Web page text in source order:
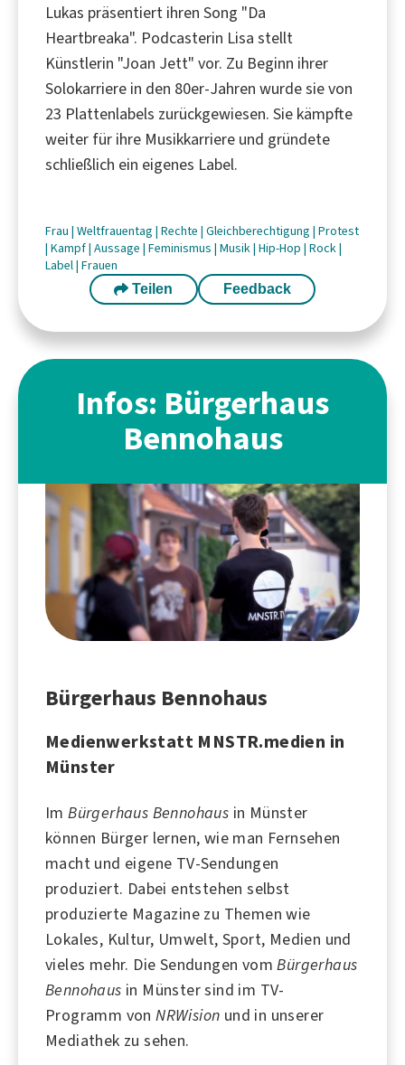
Lukas präsentiert ihren Song "Da
Heartbreaka". Podcasterin Lisa stellt
Künstlerin "Joan Jett" vor. Zu Beginn ihrer
Solokarriere in den 80er-Jahren wurde sie von
23 Plattenlabels zurückgewiesen. Sie kämpfte
weiter für ihre Musikkarriere und gründete
schließlich ein eigenes Label.
Frau | Weltfrauentag | Rechte | Gleichberechtigung | Protest
| Kampf| Aussage | Feminismus | Musik| Hip-Hop | Rock|
Label| Frauen
Teilen Feedback
Infos: Bürgerhaus
Bennohaus
Bürgerhaus Bennohaus
Medienwerkstatt MNSTR.medien in
Münster
ImBürgerhaus Bennohaus in Münster
können Bürger lernen, wie man Fernsehen
macht und eigene TV-Sendungen
produziert. Dabei entstehen selbst
produzierte Magazine zu Themen wie
Lokales, Kultur, Umwelt, Sport, Medien und
vieles mehr. Die Sendungen vomBürgerhaus
Bennohaus in Münstersind im TV-
Programm vonNRWision und in unserer
Mediathek zu sehen.